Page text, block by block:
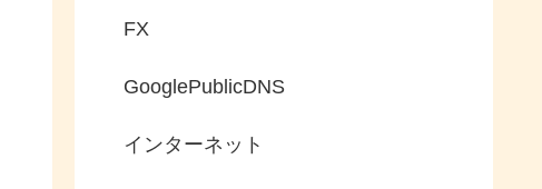
FX
GooglePublicDNS
インターネット